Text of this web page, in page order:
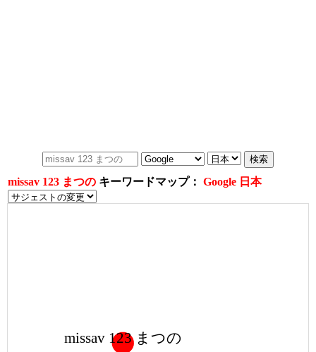
missav 123 まつの キーワードマップ：Google 日本
missav 123 まつの